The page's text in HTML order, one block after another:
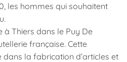
les hommes qui souhaitent
Thiers dans le Puy De
française. Cette
dans la fabrication d’articles et